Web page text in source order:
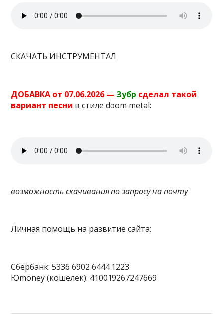
СКАЧАТЬ ИНСТРУМЕНТАЛ
ДОБАВКА от 07.06.2026 — Зубр сделал такой
вариант песни в стиле doom metal:
возможность скачивания по запросу на почту
Личная помощь на развитие сайта:
Сбербанк: 5336 6902 6444 1223
Юmoney (кошелек): 410019267247669